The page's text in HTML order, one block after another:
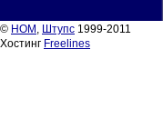
© НОМ , Штупс 1999-2011
Хостинг Freelines